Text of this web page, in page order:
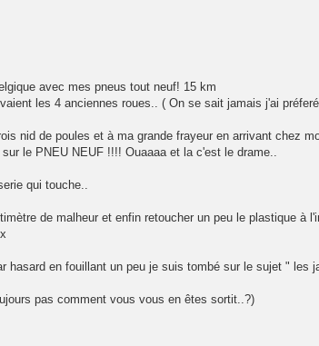
avec mes pneus tout neuf! 15 km
les 4 anciennes roues.. ( On se sait jamais j'ai
nid de poules et à ma grande frayeur en arrivant chez
le PNEU NEUF !!!! Ouaaaa et la c'est le drame..
qui touche..
de malheur et enfin retoucher un peu le plastique à
hasard en fouillant un peu je suis tombé sur le sujet " les
pas comment vous vous en êtes sortit..?)